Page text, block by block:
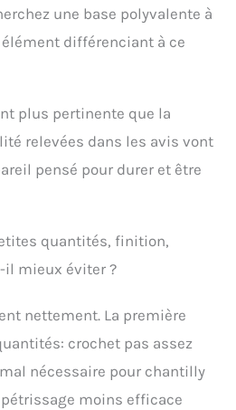
une base polyvalente à
élément différenciant à ce
plus pertinente que la
relevées dans les avis vont
pensé pour durer et être
quantités, finition,
mieux éviter ?
nettement. La première
crochet pas assez
nécessaire pour chantilly
moins efficace